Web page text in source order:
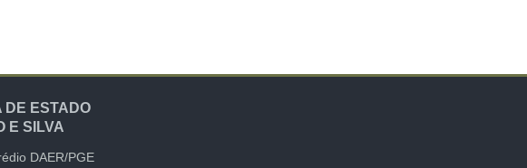
DE ESTADO
E SILVA
DAER/PGE